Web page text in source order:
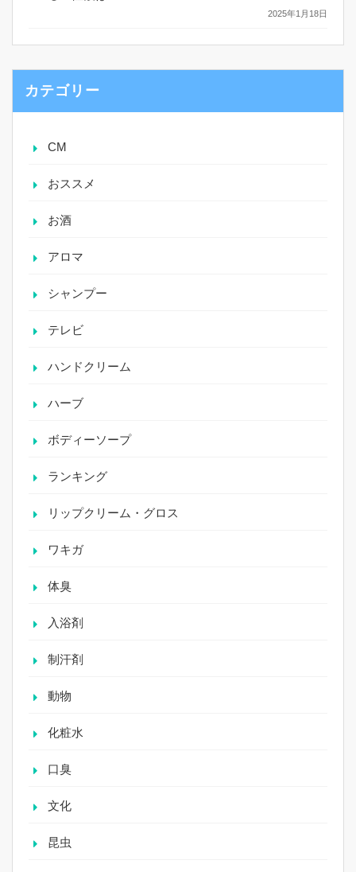
2025年1月18日
カテゴリー
CM
おススメ
お酒
アロマ
シャンプー
テレビ
ハンドクリーム
ハーブ
ボディーソープ
ランキング
リップクリーム・グロス
ワキガ
体臭
入浴剤
制汗剤
動物
化粧水
口臭
文化
昆虫